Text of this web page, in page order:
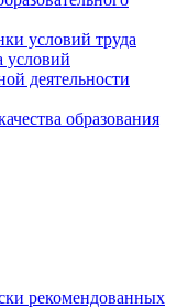
условий труда
условий
деятельности
образования
рекомендованных